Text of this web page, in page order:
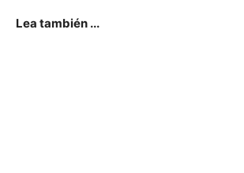
Lea también ...